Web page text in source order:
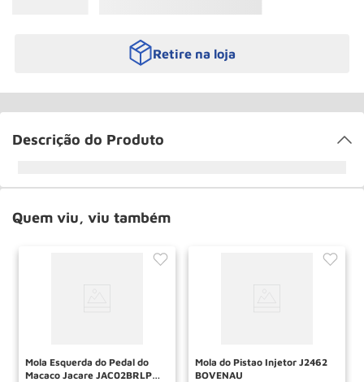
Retire na loja
Descrição do Produto
Quem viu, viu também
Mola Esquerda do Pedal do
Macaco Jacare JAC02BRLPI
Mola do Pistao Injetor J2462
BOVENAU